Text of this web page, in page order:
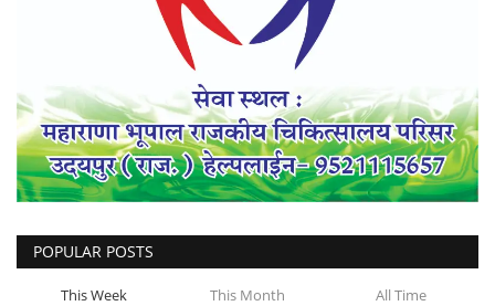
POPULAR POSTS
This Week This Month All Time